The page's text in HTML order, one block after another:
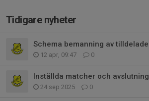
Tidigare nyheter
12 apr, 09:47 0
Inställda matcher och avslutning
24 sep 2025 0